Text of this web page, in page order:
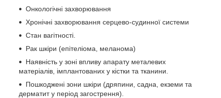
Онкологічні захворювання
Хронічні захворювання серцево-судинної системи
Стан вагітності.
Рак шкіри (епітеліома, меланома)
Наявність у зоні впливу апарату металевих
матеріалів, імплантованих у кістки та тканини.
Пошкоджені зони шкіри (дряпини, садна, екземи та
дерматит у період загострення).